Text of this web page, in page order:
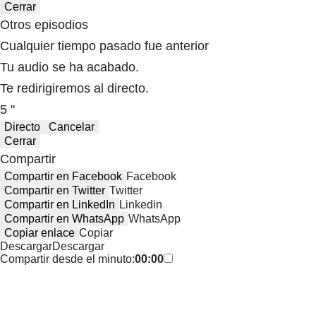
Cerrar
Otros episodios
Cualquier tiempo pasado fue anterior
Tu audio se ha acabado.
Te redirigiremos al directo.
5 "
Directo
Cancelar
Cerrar
Compartir
Compartir en Facebook Facebook
Compartir en Twitter Twitter
Compartir en LinkedIn Linkedin
Compartir en WhatsApp WhatsApp
Copiar enlace Copiar
DescargarDescargar
Compartir desde el minuto:00:00